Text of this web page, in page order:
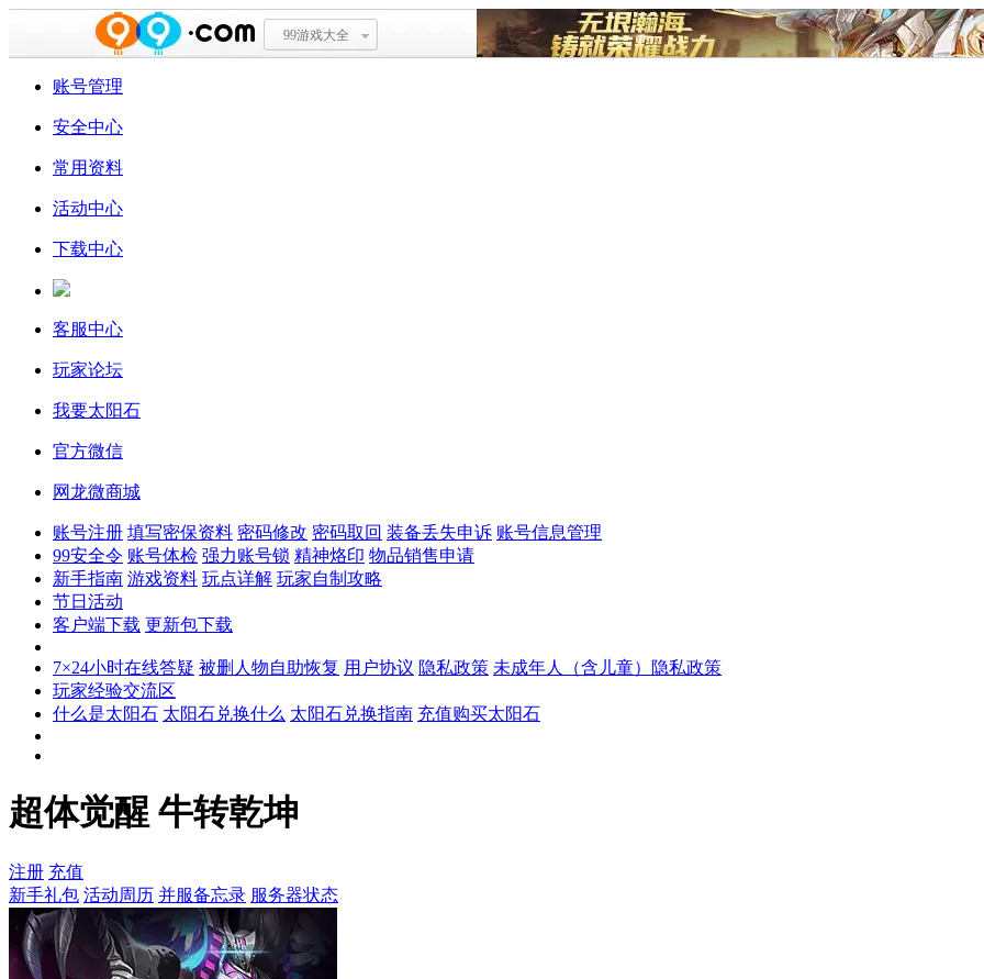
99游戏大全
账号管理
安全中心
常用资料
活动中心
下载中心
客服中心
玩家论坛
我要太阳石
官方微信
网龙微商城
账号注册 填写密保资料 密码修改 密码取回 装备丢失申诉 账号信息管理
99安全令 账号体检 强力账号锁 精神烙印 物品销售申请
新手指南 游戏资料 玩点详解 玩家自制攻略
节日活动
客户端下载 更新包下载
7×24小时在线答疑 被删人物自助恢复 用户协议 隐私政策 未成年人（含儿童）隐私政策
玩家经验交流区
什么是太阳石 太阳石兑换什么 太阳石兑换指南 充值购买太阳石
超体觉醒 牛转乾坤
注册 充值
新手礼包 活动周历 并服备忘录 服务器状态